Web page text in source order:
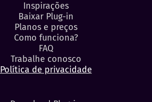
Inspirações
Baixar Plug-in
Planos e preços
Como funciona?
FAQ
Trabalhe conosco
Política de privacidade